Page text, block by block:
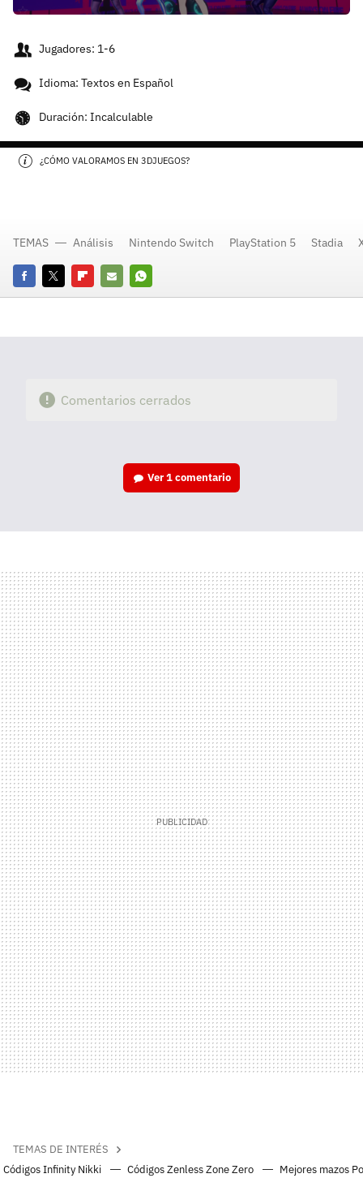
Jugadores: 1-6
Idioma: Textos en Español
Duración: Incalculable
¿CÓMO VALORAMOS EN 3DJUEGOS?
FacebookTwitterFlipboard
E-
Whatsapp
TEMAS Análisis Nintendo Switch PlayStation 5 Stadia
Comentarios cerrados
Ver1 comentario
TEMAS DE INTERÉS
Códigos Infinity Nikki
Códigos Zenless Zone Zero Mejores mazos